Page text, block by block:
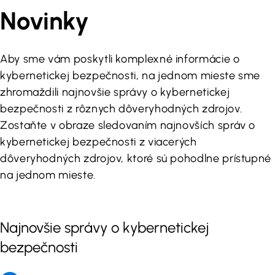
Novinky
Aby sme vám poskytli komplexné informácie o
kybernetickej bezpečnosti, na jednom mieste sme
zhromaždili najnovšie správy o kybernetickej
bezpečnosti z rôznych dôveryhodných zdrojov.
Zostaňte v obraze sledovaním najnovších správ o
kybernetickej bezpečnosti z viacerých
dôveryhodných zdrojov, ktoré sú pohodlne prístupné
na jednom mieste.
Najnovšie správy o kybernetickej
bezpečnosti